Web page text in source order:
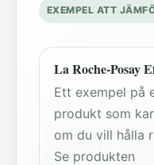
EXEMPEL ATT
La Roche-Posay
Ett exempel på
produkt som
om du vill hålla
Se produkten